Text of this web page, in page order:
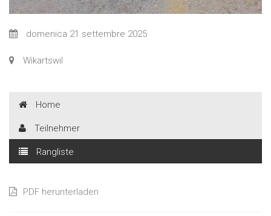
domenica 21 settembre 2025
Wikartswil
Home
Teilnehmer
Rangliste
PDF herunterladen